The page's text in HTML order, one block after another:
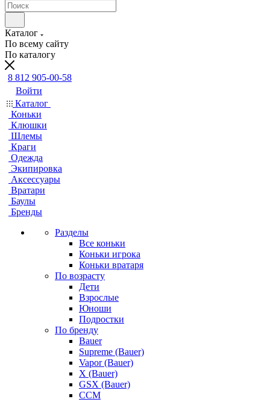
Каталог
По всему сайту
По каталогу
8 812 905-00-58
Войти
Каталог
Коньки
Клюшки
Шлемы
Краги
Одежда
Экипировка
Аксессуары
Вратари
Баулы
Бренды
Разделы
Все коньки
Коньки игрока
Коньки вратаря
По возрасту
Дети
Взрослые
Юноши
Подростки
По бренду
Bauer
Supreme (Bauer)
Vapor (Bauer)
X (Bauer)
GSX (Bauer)
CCM